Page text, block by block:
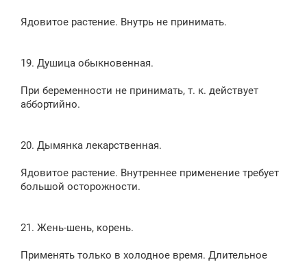
Ядовитое растение. Внутрь не принимать.
19. Душица обыкновенная.
При беременности не принимать, т. к. действует
аббортийно.
20. Дымянка лекарственная.
Ядовитое растение. Внутреннее применение требует
большой осторожности.
21. Жень-шень, корень.
Применять только в холодное время. Длительное